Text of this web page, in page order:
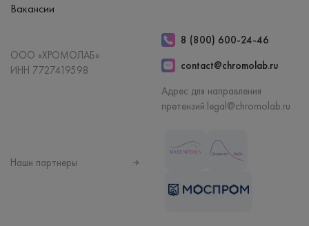
Вакансии
ООО «ХРОМОЛАБ»
ИНН 7727419598
8 (800) 600-24-46
contact@chromolab.ru
Адрес для направления
претензий:legal@chromolab.ru
Наши партнеры